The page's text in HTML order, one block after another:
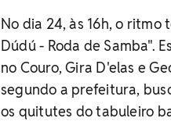
No dia 24, às 16h, o
Dúdú - Roda de Samba".
no Couro, Gira D'elas e
segundo a prefeitura,
os quitutes do tabuleiro